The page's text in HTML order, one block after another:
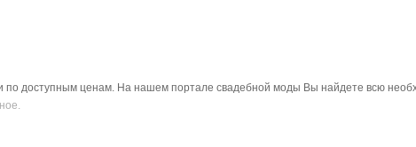
по доступным ценам. На нашем портале свадебной моды Вы найдете всю